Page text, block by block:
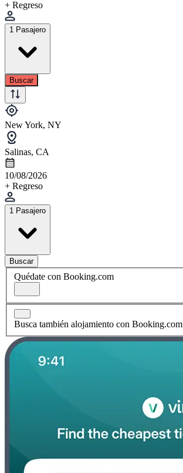
+ Regreso
1 Pasajero
Buscar
New York, NY
Salinas, CA
10/08/2026
+ Regreso
1 Pasajero
Buscar
Quédate con Booking.com
Busca también alojamiento con Booking.com